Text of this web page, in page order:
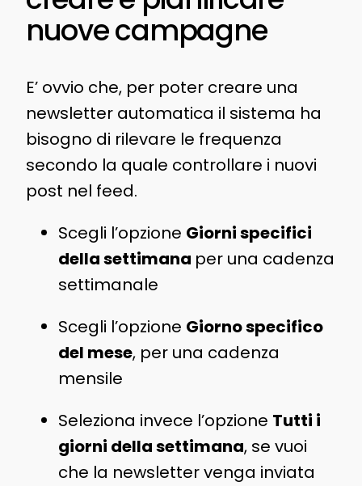
nuove campagne
E’ ovvio che, per poter creare una
newsletter automatica il sistema ha
bisogno di rilevare le frequenza
secondo la quale controllare i nuovi
post nel feed.
Scegli l’opzione Giorni specifici
della settimana per una cadenza
settimanale
Scegli l’opzione Giorno specifico
del mese, per una cadenza
mensile
Seleziona invece l’opzione Tutti i
giorni della settimana, se vuoi
che la newsletter venga inviata